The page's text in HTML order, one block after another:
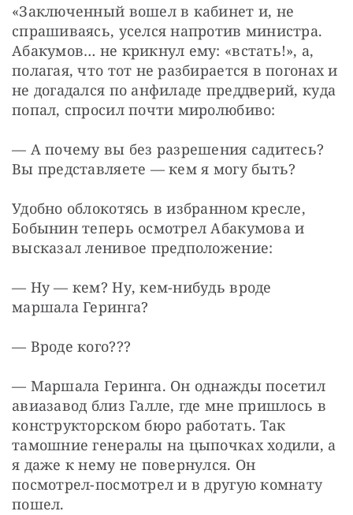
«Заключенный вошел в кабинет и, не
спрашиваясь, уселся напротив министра.
Абакумов… не крикнул ему: «встать!», а,
полагая, что тот не разбирается в погонах и
не догадался по анфиладе преддверий, куда
попал, спросил почти миролюбиво:
— А почему вы без разрешения садитесь?
Вы представляете — кем я могу быть?
Удобно облокотясь в избранном кресле,
Бобынин теперь осмотрел Абакумова и
высказал ленивое предположение:
— Ну — кем? Ну, кем-нибудь вроде
маршала Геринга?
— Вроде кого???
— Маршала Геринга. Он однажды посетил
авиазавод близ Галле, где мне пришлось в
конструкторском бюро работать. Так
тамошние генералы на цыпочках ходили, а
я даже к нему не повернулся. Он
посмотрел-посмотрел и в другую комнату
пошел.